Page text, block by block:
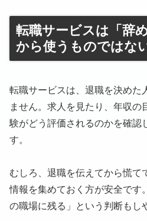
転職サービスは「辞
から使うものではな
転職サービスは、退職を決めた
ません。求人を見たり、年収の
験がどう評価されるのかを確認
す。
むしろ、退職を伝えてから慌て
情報を集めておく方が安全です
の職場に残る」という判断もし